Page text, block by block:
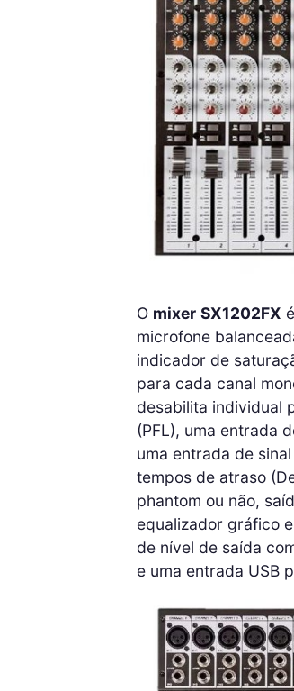
O mixer SX1202FX
microfone
indicador de
para cada canal
desabilita individual
(PFL), uma entrada
uma entrada de
tempos de atraso
phantom ou não,
equalizador gráfico
de nível de saída
e uma entrada USB